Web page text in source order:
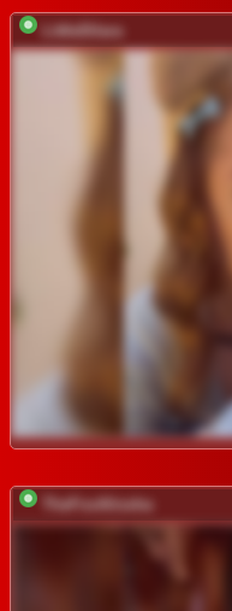
LittleDilara
TheFoxAlissha